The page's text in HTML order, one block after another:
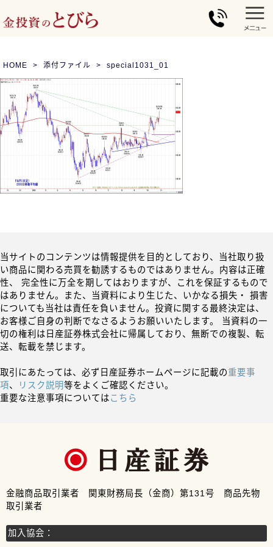
HOME 添付ファイル special1031_01
当サイトのコンテンツは情報提供を目的としており、当社取り扱
い商品に関わる売買を勧誘するものではありません。内容は正確
性、 完全性に万全を期してはおりますが、これを保証するもので
はありません。また、当資料により生じた、いかなる損失・ 損害
についても当社は責任を負いません。投資に関する最終決定は、
お客様ご自身の判断でなさるようお願いいたします。 当資料の一
切の権利は日産証券株式会社に帰属しており、無断での複製、転
送、転載を禁じます。
取引にあたっては、必ず日産証券ホームページに記載の重要事
項、 リスク説明等をよくご確認ください。
重要な注意事項についてはこちら
金融商品取引業者 関東財務局長（金商）第131号 商品先物
取引業者
加入協会：